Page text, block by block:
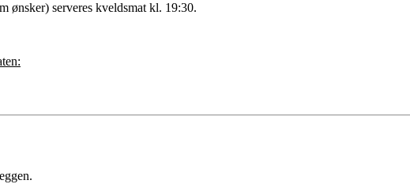
ønsker) serveres kveldsmat kl. 19:30.